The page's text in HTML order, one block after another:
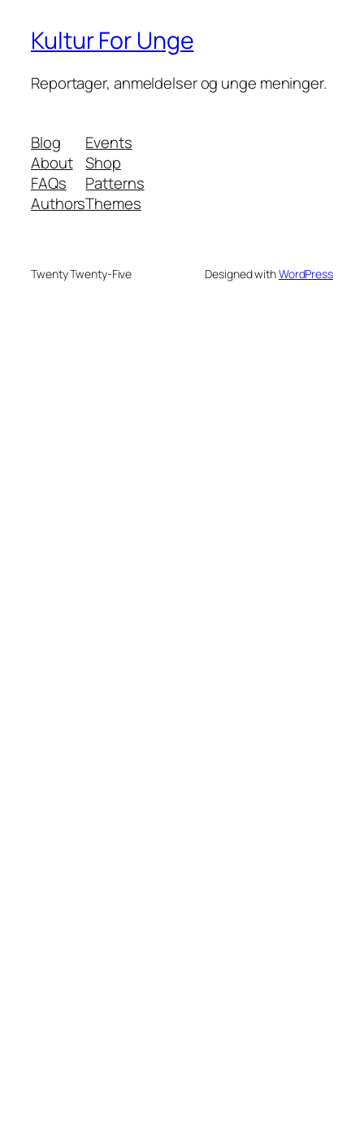
Kultur For Unge
Reportager, anmeldelser og unge meninger.
Blog
About
FAQs
Authors
Events
Shop
Patterns
Themes
Twenty Twenty-Five Designed withWordPress